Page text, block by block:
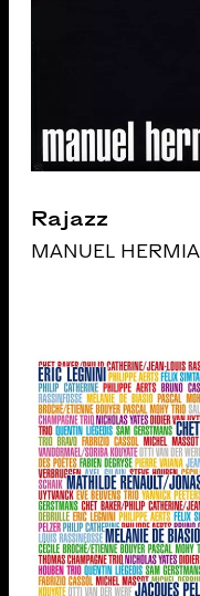
Rajazz
MANUEL HERMIA